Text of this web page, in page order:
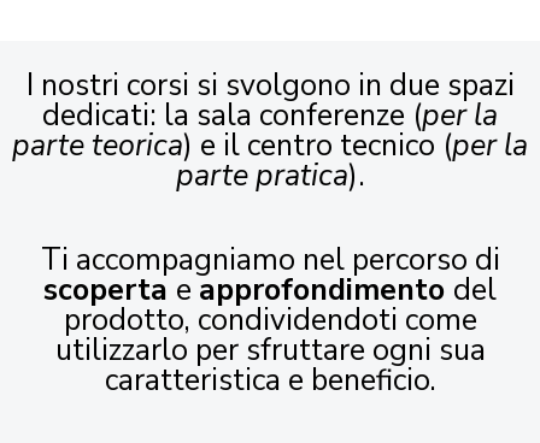
I nostri corsi si svolgono in due spazi
dedicati: la sala conferenze (per la
parte teorica) e il centro tecnico (per la
parte pratica).
Ti accompagniamo nel percorso di
scoperta e approfondimento del
prodotto, condividendoti come
utilizzarlo per sfruttare ogni sua
caratteristica e beneficio.